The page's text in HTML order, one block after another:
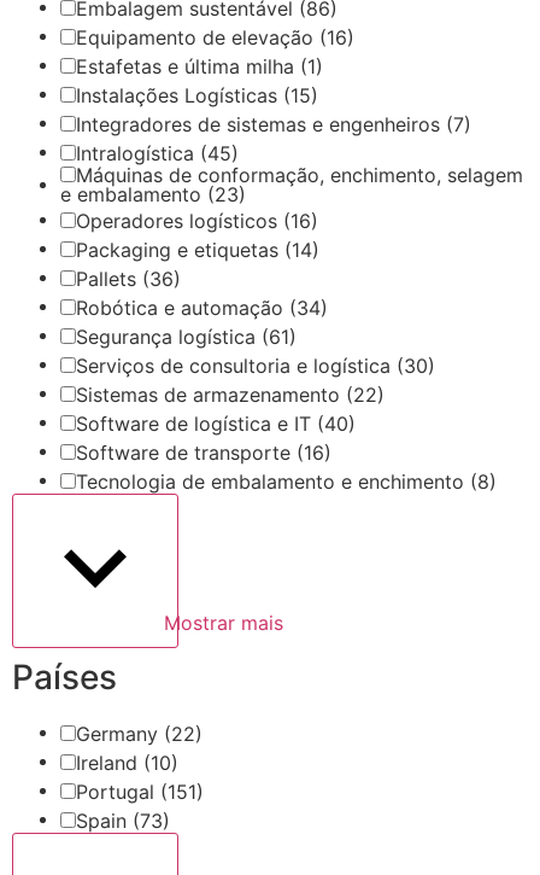
Embalagem sustentável (86)
Equipamento de elevação (16)
Estafetas e última milha (1)
Instalações Logísticas (15)
Integradores de sistemas e engenheiros (7)
Intralogística (45)
Máquinas de conformação, enchimento, selagem
e embalamento (23)
Operadores logísticos (16)
Packaging e etiquetas (14)
Pallets (36)
Robótica e automação (34)
Segurança logística (61)
Serviços de consultoria e logística (30)
Sistemas de armazenamento (22)
Software de logística e IT (40)
Software de transporte (16)
Tecnologia de embalamento e enchimento (8)
Mostrar mais
Países
Germany (22)
Ireland (10)
Portugal (151)
Spain (73)